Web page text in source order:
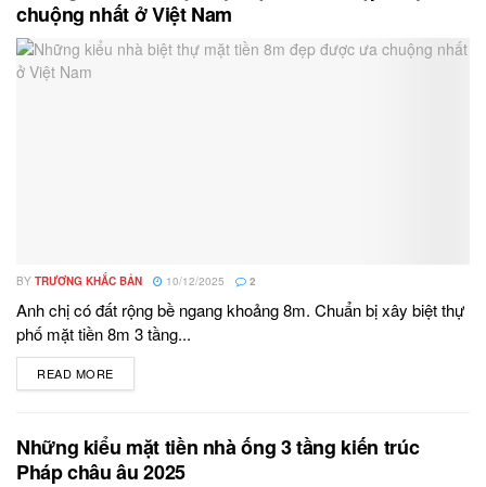
chuộng nhất ở Việt Nam
BY TRƯƠNG KHẮC BẢN 10/12/2025 2
Anh chị có đất rộng bề ngang khoảng 8m. Chuẩn bị xây biệt thự
phố mặt tiền 8m 3 tầng...
READ MORE
Những kiểu mặt tiền nhà ống 3 tầng kiến trúc
Pháp châu âu 2025